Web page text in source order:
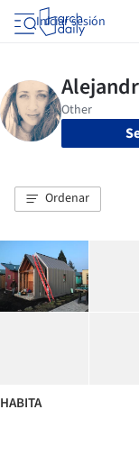
Iniciar sesión
Ordenar
HABITA